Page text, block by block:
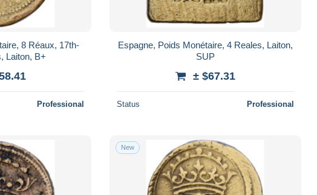
8 Réaux, 17th-
Laiton, B+
Professional
Espagne, Poids Monétaire, 4 Reales, Laiton,
SUP
± $67.31
Status Professional
New